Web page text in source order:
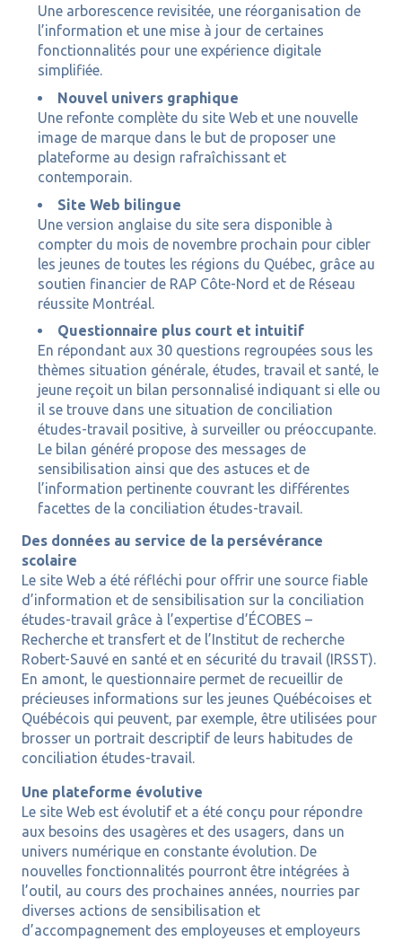
Une arborescence revisitée, une réorganisation de
l’information et une mise à jour de certaines
fonctionnalités pour une expérience digitale
simplifiée.
Nouvel univers graphique
Une refonte complète du site Web et une nouvelle
image de marque dans le but de proposer une
plateforme au design rafraîchissant et
contemporain.
Site Web bilingue
Une version anglaise du site sera disponible à
compter du mois de novembre prochain pour cibler
les jeunes de toutes les régions du Québec, grâce au
soutien financier de RAP Côte-Nord et de Réseau
réussite Montréal.
Questionnaire plus court et intuitif
En répondant aux 30 questions regroupées sous les
thèmes situation générale, études, travail et santé, le
jeune reçoit un bilan personnalisé indiquant si elle ou
il se trouve dans une situation de conciliation
études-travail positive, à surveiller ou préoccupante.
Le bilan généré propose des messages de
sensibilisation ainsi que des astuces et de
l’information pertinente couvrant les différentes
facettes de la conciliation études-travail.
Des données au service de la persévérance
scolaire
Le site Web a été réfléchi pour offrir une source fiable
d’information et de sensibilisation sur la conciliation
études-travail grâce à l’expertise d’ÉCOBES –
Recherche et transfert et de l’Institut de recherche
Robert-Sauvé en santé et en sécurité du travail (IRSST).
En amont, le questionnaire permet de recueillir de
précieuses informations sur les jeunes Québécoises et
Québécois qui peuvent, par exemple, être utilisées pour
brosser un portrait descriptif de leurs habitudes de
conciliation études-travail.
Une plateforme évolutive
Le site Web est évolutif et a été conçu pour répondre
aux besoins des usagères et des usagers, dans un
univers numérique en constante évolution. De
nouvelles fonctionnalités pourront être intégrées à
l’outil, au cours des prochaines années, nourries par
diverses actions de sensibilisation et
d’accompagnement des employeuses et employeurs